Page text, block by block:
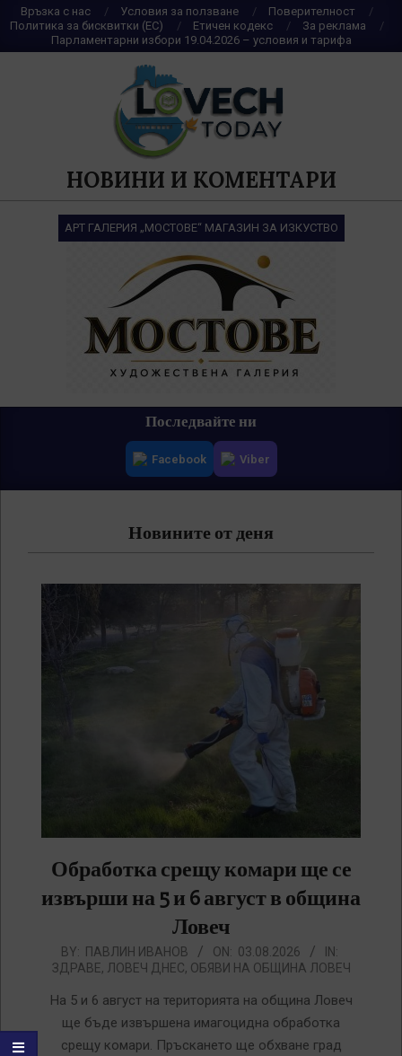
Skip
to
content
Връзка с нас Условия за ползване
Поверителност
Политика за бисквитки (ЕС)
Етичен кодекс
За реклама
Парламентарни избори 19.04.2026 – условия и тарифа
НОВИНИ И КОМЕНТАРИ
АРТ ГАЛЕРИЯ „МОСТОВЕ“ МАГАЗИН ЗА ИЗКУСТВО
Последвайте ни
Facebook Viber
Новините от деня
Обработка срещу комари ще се
извърши на 5 и 6 август в община
Ловеч
2026-
08-
03
BY: ПАВЛИН ИВАНОВ ON: 03.08.2026
IN:
ЗДРАВЕ, ЛОВЕЧ ДНЕС, ОБЯВИ НА ОБЩИНА ЛОВЕЧ
На 5 и 6 август на територията на община Ловеч
ще бъде извършена имагоцидна обработка
срещу комари. Пръскането ще обхване град